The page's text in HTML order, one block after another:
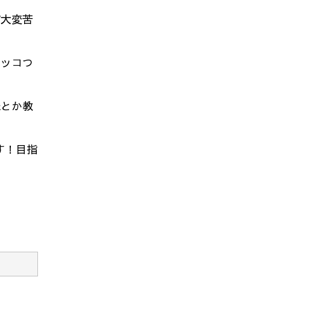
変苦
コつ
か教
！目指